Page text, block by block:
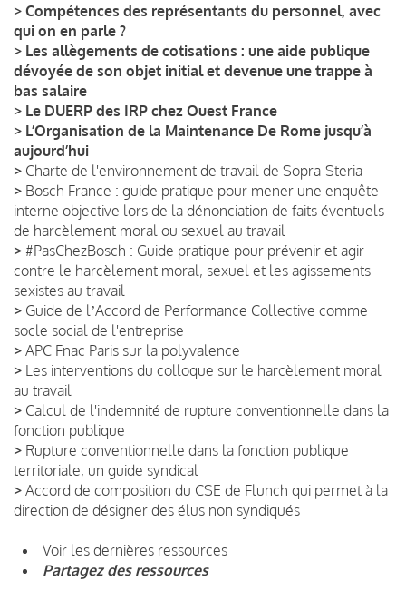
> Compétences des représentants du personnel, avec
qui on en parle ?
> Les allègements de cotisations : une aide publique
dévoyée de son objet initial et devenue une trappe à
bas salaire
> Le DUERP des IRP chez Ouest France
> L’Organisation de la Maintenance De Rome jusqu’à
aujourd’hui
> Charte de l'environnement de travail de Sopra-Steria
> Bosch France : guide pratique pour mener une enquête
interne objective lors de la dénonciation de faits éventuels
de harcèlement moral ou sexuel au travail
> #PasChezBosch : Guide pratique pour prévenir et agir
contre le harcèlement moral, sexuel et les agissements
sexistes au travail
> Guide de lʼAccord de Performance Collective comme
socle social de l'entreprise
> APC Fnac Paris sur la polyvalence
> Les interventions du colloque sur le harcèlement moral
au travail
> Calcul de l'indemnité de rupture conventionnelle dans la
fonction publique
> Rupture conventionnelle dans la fonction publique
territoriale, un guide syndical
> Accord de composition du CSE de Flunch qui permet à la
direction de désigner des élus non syndiqués
Voir les dernières ressources
Partagez des ressources